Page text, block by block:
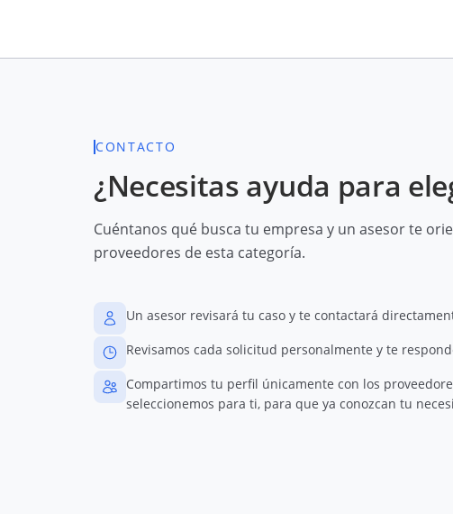
CONTACTO
¿Necesitas ayuda para
Cuéntanos qué busca tu empresa y un asesor te
proveedores de esta categoría.
Un asesor revisará tu caso y te contactará
Revisamos cada solicitud personalmente y te
Compartimos tu perfil únicamente con los
seleccionemos para ti, para que ya conozcan tu